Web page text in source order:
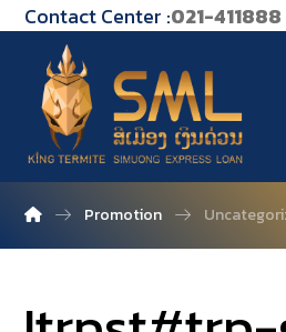
Contact Center :021-411888
Promotion